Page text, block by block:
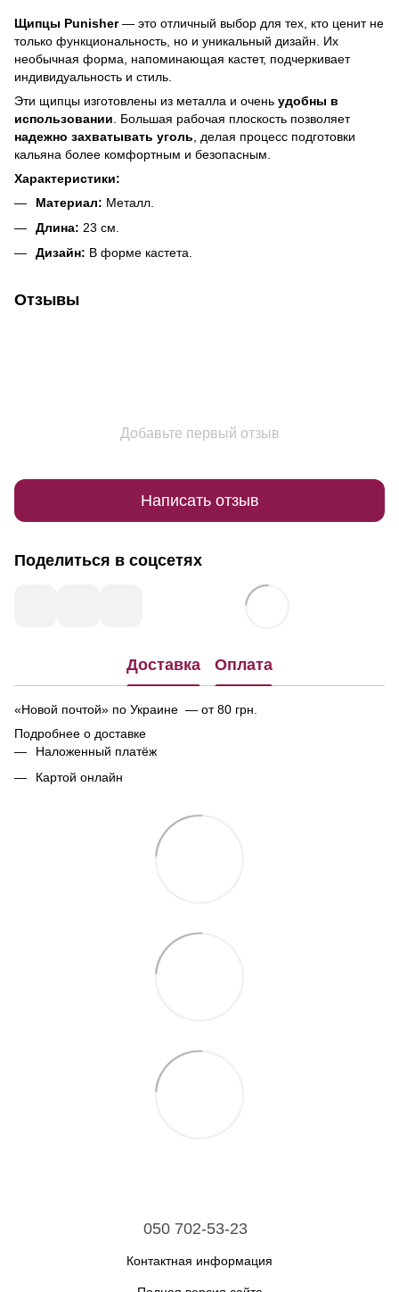
Щипцы Punisher— это отличный выбор для тех, кто ценит не
только функциональность, но и уникальный дизайн. Их
необычная форма, напоминающая кастет, подчеркивает
индивидуальность и стиль.
Эти щипцы изготовлены из металла и очень удобны в
использовании . Большая рабочая плоскость позволяет
надежно захватывать уголь , делая процесс подготовки
кальяна более комфортным и безопасным.
Характеристики:
Материал: Металл.
Длина: 23 см.
Дизайн: В форме кастета.
Отзывы
Добавьте первый отзыв
Написать отзыв
Поделиться в соцсетях
Доставка Оплата
«Новой почтой» по Украине — от 80 грн.
Подробнее о доставке
Наложенный платёж
Картой онлайн
050 702-53-23
Контактная информация